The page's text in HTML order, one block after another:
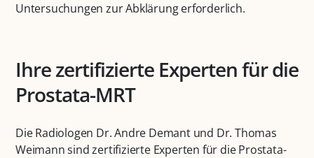
Untersuchungen zur Abklärung erforderlich.
Ihre zertifizierte Experten für die
Prostata-MRT
Die Radiologen Dr. Andre Demant und Dr. Thomas
Weimann sind zertifizierte Experten für die Prostata-